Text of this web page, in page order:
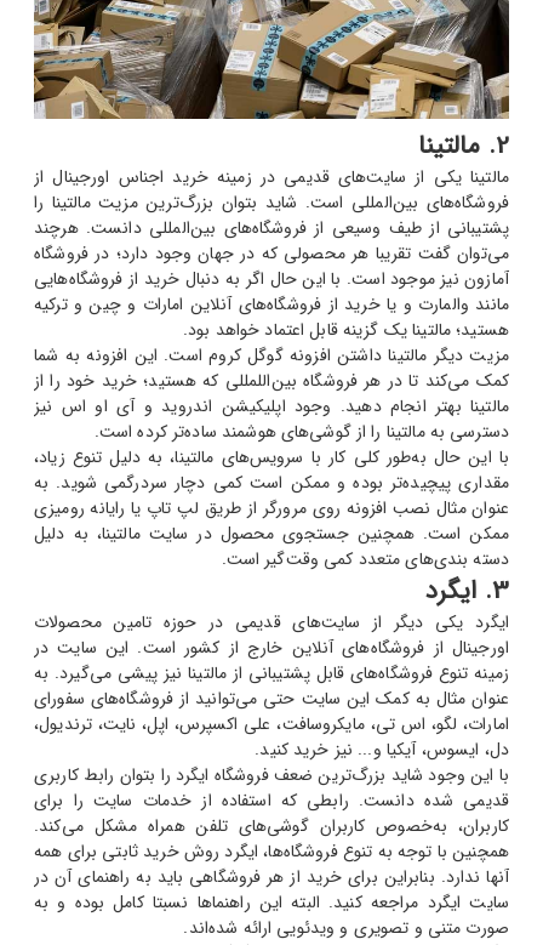
2. مالتینا
مالتینا یکی از سایت‌های قدیمی در زمینه خرید اجناس اورجینال از
فروشگاه‌های بین‌المللی است. شاید بتوان بزرگ‌ترین مزیت مالتینا را
پشتیبانی از طیف وسیعی از فروشگاه‌های بین‌المللی دانست. هرچند
می‌توان گفت تقریبا هر محصولی که در جهان وجود دارد؛ در فروشگاه
آمازون نیز موجود است. با این حال اگر به دنبال خرید از فروشگاه‌هایی
مانند والمارت و یا خرید از فروشگاه‌های آنلاین امارات و چین و ترکیه
هستید؛ مالتینا یک گزینه قابل اعتماد خواهد بود.
مزیت دیگر مالتینا داشتن افزونه گوگل کروم است. این افزونه به شما
کمک می‌کند تا در هر فروشگاه بین‌اللمللی که هستید؛ خرید خود را از
مالتینا بهتر انجام دهید. وجود اپلیکیشن اندروید و آی او اس نیز
دسترسی به مالتینا را از گوشی‌های هوشمند ساده‌تر کرده است.
با این حال به‌طور کلی کار با سرویس‌های مالتینا، به دلیل تنوع زیاد،
مقداری پیچیده‌تر بوده و ممکن است کمی دچار سردرگمی شوید. به
عنوان مثال نصب افزونه روی مرورگر از طریق لپ تاپ یا رایانه رومیزی
ممکن است. همچنین جستجوی محصول در سایت مالتینا، به دلیل
دسته بندی‌های متعدد کمی وقت‌گیر است.
3. ایگرد
ایگرد یکی دیگر از سایت‌های قدیمی در حوزه تامین محصولات
اورجینال از فروشگاه‌های آنلاین خارج از کشور است. این سایت در
زمینه تنوع فروشگاه‌های قابل پشتیبانی از مالتینا نیز پیشی می‌گیرد. به
عنوان مثال به کمک این سایت حتی می‌توانید از فروشگاه‌های سفورای
امارات، لگو، اس تی، مایکروسافت، علی اکسپرس، اپل، نایت، ترندیول،
دل، ایسوس، آیکیا و... نیز خرید کنید.
با این وجود شاید بزرگ‌ترین ضعف فروشگاه ایگرد را بتوان رابط کاربری
قدیمی شده دانست. رابطی که استفاده از خدمات سایت را برای
کاربران، به‌خصوص کاربران گوشی‌های تلفن همراه مشکل می‌کند.
همچنین با توجه به تنوع فروشگاه‌ها، ایگرد روش خرید ثابتی برای همه
آنها ندارد. بنابراین برای خرید از هر فروشگاهی باید به راهنمای آن در
سایت ایگرد مراجعه کنید. البته این راهنماها نسبتا کامل بوده و به
صورت متنی و تصویری و ویدئویی ارائه شده‌اند.